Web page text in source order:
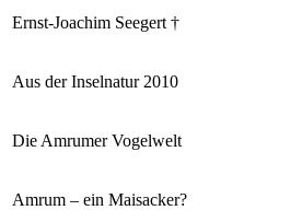
Ernst-Joachim Seegert †
Aus der Inselnatur 2010
Die Amrumer Vogelwelt
Amrum – ein Maisacker?